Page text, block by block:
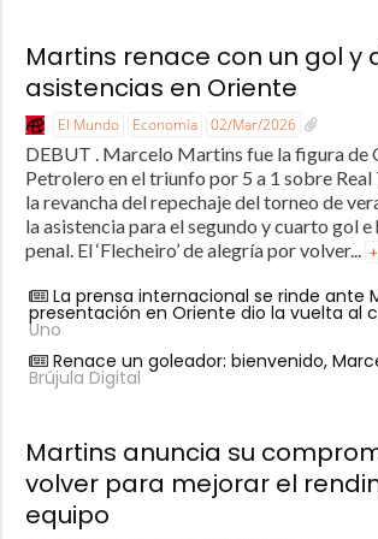
Martins renace con un gol y
asistencias en Oriente
El Mundo Economía 02/Mar/2026
DEBUT . Marcelo Martins fue la figura de
Petrolero en el triunfo por 5 a 1 sobre Real
la revancha del repechaje del torneo de
la asistencia para el segundo y cuarto gol
penal. El ‘Flecheiro’ de alegría por volver...
La prensa internacional se rinde ante
presentación en Oriente dio la vuelta al
Uno
Renace un goleador: bienvenido,
Brújula Digital
Martins anuncia su
volver para mejorar el
equipo